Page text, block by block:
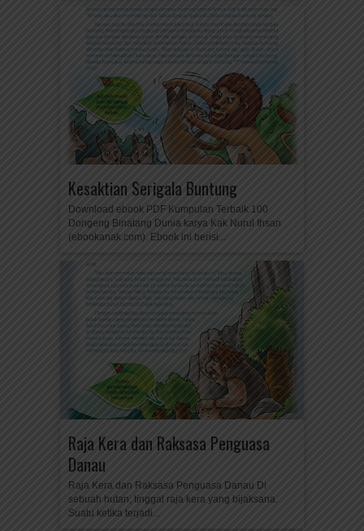
Kesaktian Serigala Buntung
Download ebook PDF Kumpulan Terbaik 100
Dongeng Binatang Dunia karya Kak Nurul Ihsan
(ebookanak.com). Ebook ini berisi...
Raja Kera dan Raksasa Penguasa
Danau
Raja Kera dan Raksasa Penguasa Danau Di
sebuah hutan, tinggal raja kera yang bijaksana.
Suatu ketika terjadi...